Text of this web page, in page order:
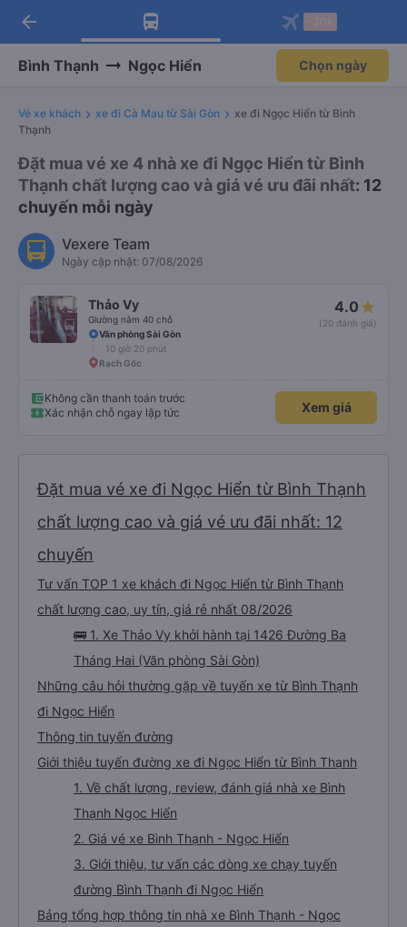
Tải app Vexere ngay!
Nhận ưu đãi thành viên độc
Mở app
Tải app Vexere
-30k/ghế khi đặt vé máy bay qua
Mở app
arrow_back
Bình Thạnh Ngọc Hiển Chọn ngày
Vé xe khách xe đi Cà Mau từ Sài Gòn
xe đi Ngọc Hiển từ Bình
Thạnh
Đặt mua vé xe 4 nhà xe đi Ngọc Hiển từ Bình
Thạnh chất lượng cao và giá vé ưu đãi nhất: 12
chuyến mỗi ngày
Vexere Team
Ngày cập nhật: 07/08/2026
Thảo Vy
Giường nằm 40 chỗ
4.0
(20 đánh giá)
Văn phòng Sài Gòn
10 giờ 20 phút
Rạch Gốc
Không cần thanh toán trước
Xác nhận chỗ ngay lập tức
Xem giá
Đặt mua vé xe đi Ngọc Hiển từ Bình Thạnh
chất lượng cao và giá vé ưu đãi nhất: 12
chuyến
Tư vấn TOP 1 xe khách đi Ngọc Hiển từ Bình Thạnh
chất lượng cao, uy tín, giá rẻ nhất 08/2026
🚌 1. Xe Thảo Vy khởi hành tại 1426 Đường Ba
Tháng Hai (Văn phòng Sài Gòn)
Những câu hỏi thường gặp về tuyến xe từ Bình Thạnh
đi Ngọc Hiển
Thông tin tuyến đường
Giới thiệu tuyến đường xe đi Ngọc Hiển từ Bình Thạnh
1. Về chất lượng, review, đánh giá nhà xe Bình
Thạnh Ngọc Hiển
2. Giá vé xe Bình Thạnh - Ngọc Hiển
3. Giới thiệu, tư vấn các dòng xe chạy tuyến
đường Bình Thạnh đi Ngọc Hiển
Bảng tổng hợp thông tin nhà xe Bình Thạnh - Ngọc